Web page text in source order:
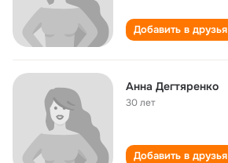
Добавить в друзья
Анна Дегтяренко
30 лет
Добавить в друзья